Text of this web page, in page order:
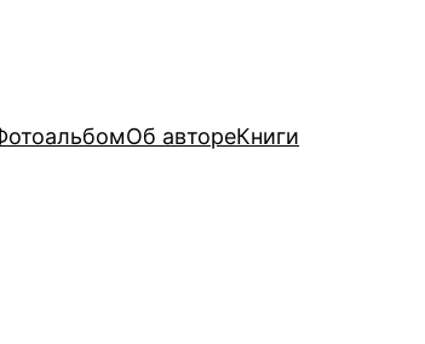
Об автореКниги